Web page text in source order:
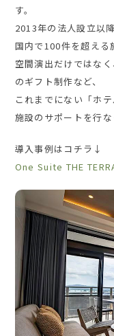
す。
2013年の法人設立以
国内で100件を超える
空間演出だけではな
のギフト制作など、
これまでにない「ホ
施設のサポートを行な
導入事例はコチラ↓
One Suite THE